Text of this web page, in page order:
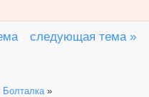
следующая тема »
Болталка»